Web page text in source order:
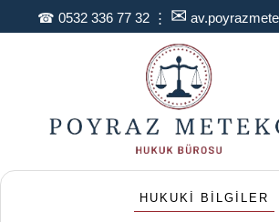
☎ 0532 336 77 32⋮ ✉
HUKUKI BILGILER